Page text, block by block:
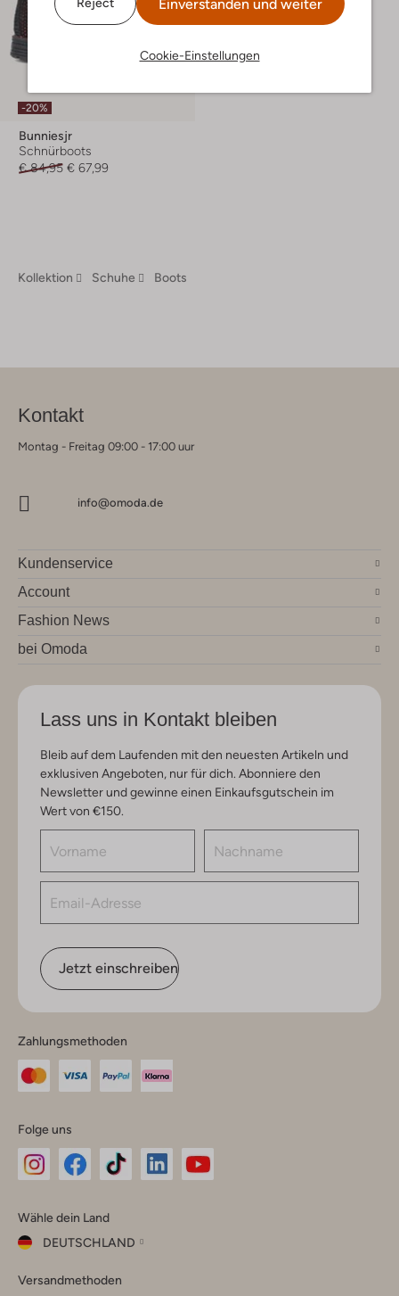
Einverstanden und weiter
Cookie-Einstellungen
-20%
Bunniesjr
Schnürboots
€ 84,95 € 67,99
Kollektion Schuhe Boots
Kontakt
Montag - Freitag 09:00 - 17:00 uur
info@omoda.de
Kundenservice
Account
Fashion News
bei Omoda
Lass uns in Kontakt bleiben
Bleib auf dem Laufenden mit den neuesten Artikeln und
exklusiven Angeboten, nur für dich. Abonniere den
Newsletter und gewinne einen Einkaufsgutschein im
Wert von €150.
Jetzt einschreiben
Zahlungsmethoden
Folge uns
Instagram
Facebook
TikTok
Wähle dein Land
DEUTSCHLAND
dein
Versandmethoden